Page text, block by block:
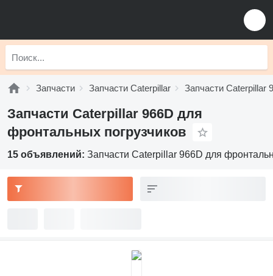
Запчасти Запчасти Caterpillar Запчасти Caterpillar
Запчасти Caterpillar 966D для
фронтальных погрузчиков
15 объявлений: Запчасти Caterpillar 966D для